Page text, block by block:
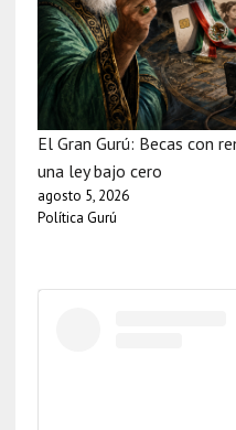
El Gran Gurú: Becas con
una ley bajo cero
agosto 5, 2026
Política Gurú